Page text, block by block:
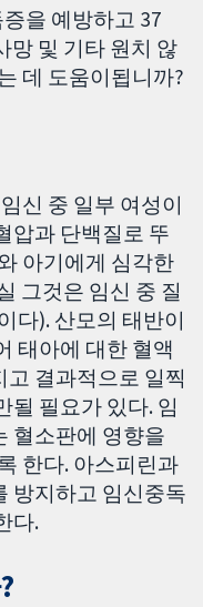
을 예방하고 37
망 및 기타 원치 않
데 도움이됩니까?
신 중 일부 여성이
압과 단백질로 뚜
아기에게 심각한
그것은 임신 중 질
다). 산모의 태반이
태아에 대한 혈액
결과적으로 일찍
될 필요가 있다. 임
혈소판에 영향을
한다. 아스피린과
방지하고 임신중독
다.